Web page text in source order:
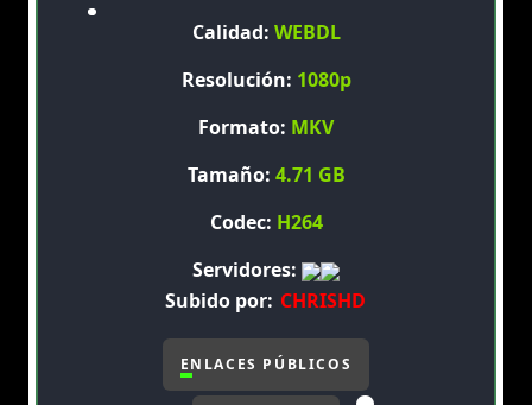
Calidad: WEBDL
Resolución: 1080p
Formato: MKV
Tamaño: 4.71 GB
Codec: H264
Servidores:
Subido por: CHRISHD
ENLACES PÚBLICOS